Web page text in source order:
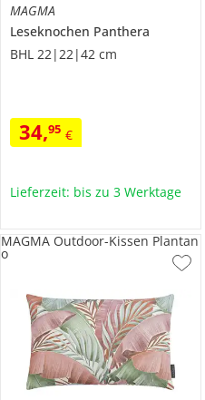
MAGMA
Leseknochen Panthera
BHL 22|22|42 cm
34,95 €
Lieferzeit: bis zu 3 Werktage
MAGMA Outdoor-Kissen Plantan
o